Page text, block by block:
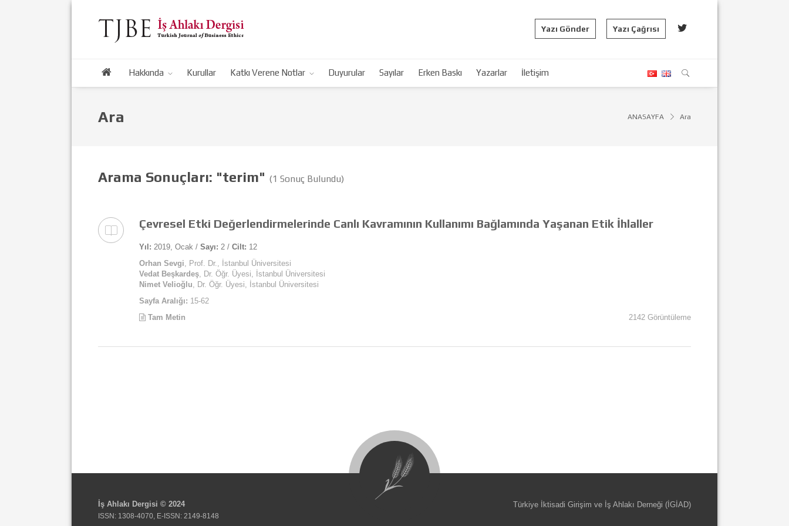
Yazı Gönder Yazı Çağrısı
Hakkında Kurullar Katkı Verene Notlar Duyurular Sayılar Erken Baskı Yazarlar İletişim
Ara ANASAYFA Ara
Arama Sonuçları: "terim" (1 Sonuç Bulundu)
Çevresel Etki Değerlendirmelerinde Canlı Kavramının Kullanımı Bağlamında Yaşanan Etik İhlaller
Yıl: 2019, Ocak / Sayı: 2 / Cilt: 12
Orhan Sevgi, Prof. Dr., İstanbul Üniversitesi
Vedat Beşkardeş, Dr. Öğr. Üyesi, İstanbul Üniversitesi
Nimet Velioğlu, Dr. Öğr. Üyesi, İstanbul Üniversitesi
Sayfa Aralığı: 15-62
Tam Metin
2142 Görüntüleme
İş Ahlakı Dergisi © 2024
ISSN: 1308-4070, E-ISSN: 2149-8148
Türkiye İktisadi Girişim ve İş Ahlakı Derneği (İGİAD)